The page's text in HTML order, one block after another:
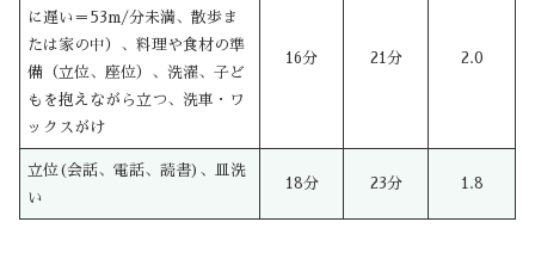
に遅い＝53m/分未満、散歩ま
たは家の中）、料理や食材の準
備（立位、座位）、洗濯、子ど
もを抱えながら立つ、洗車・ワ
ックスがけ
16分 21分 2.0
立位(会話、電話、読書)、皿洗
い
18分 23分 1.8